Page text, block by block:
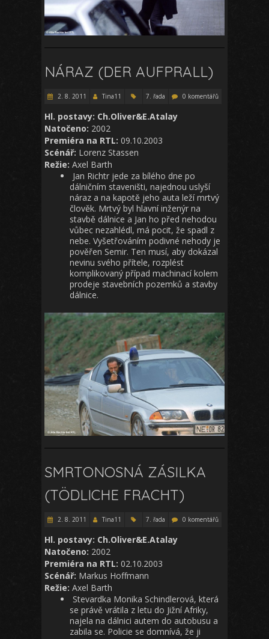
NÁRAZ (DER AUFPRALL)
2. 8. 2011 Tina11 7. řada 0 komentářů
Hl. postavy: Ch.Oliver&E.Atalay
Natočeno: 2002
Premiéra na RTL: 09.10.2003
Scénář: Lorenz Stassen
Režie: Axel Barth
Jan Richtr jede za bílého dne po
dálničním staveništi, najednou uslyší
náraz a na kapotě jeho auta leží mrtvý
člověk. Mrtvý byl hlavní inženýr na
stavbě dálnice a Jan ho před nehodou
vůbec nezahlédl, má pocit, že spadl z
nebe. Vyšetřováním podivné nehody je
pověřen Semir. Ten musí, aby dokázal
nevinu svého přítele, rozplést
komplikovaný případ machinací kolem
prodeje stavebních pozemků a stavby
dálnice.
SMRTONOSNÁ ZÁSILKA
(TÖDLICHE FRACHT)
2. 8. 2011 Tina11 7. řada 0 komentářů
Hl. postavy: Ch.Oliver&E.Atalay
Natočeno: 2002
Premiéra na RTL: 02.10.2003
Scénář: Markus Hoffmann
Režie: Axel Barth
Stevardka Monika Schindlerová, která
se právě vrátila z letu do Jižní Afriky,
najela na dálnici autem do autobusu a
zabila se. Policie se domnívá, že ji